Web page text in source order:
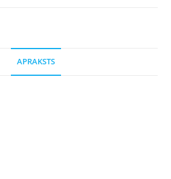
APRAKSTS